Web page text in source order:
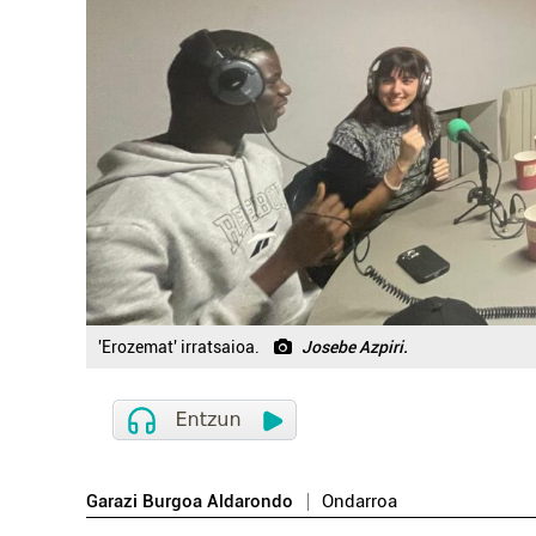
'Erozemat' irratsaioa. Josebe Azpiri.
Garazi Burgoa Aldarondo Ondarroa